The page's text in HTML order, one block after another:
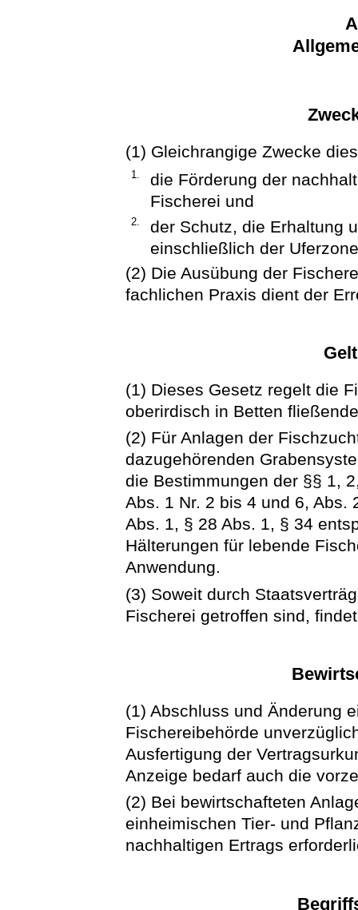
(1) Gleichrangige Zwecke
1.
die Förderung der
Fischerei und
2.
der Schutz, die Erhaltung
einschließlich der
(2) Die Ausübung der
fachlichen Praxis dient der
(1) Dieses Gesetz regelt die
oberirdisch in Betten
(2) Für Anlagen der
dazugehörenden
die Bestimmungen der §§ 1,
Abs. 1 Nr. 2 bis 4 und 6, Abs.
Abs. 1, § 28 Abs. 1, § 34
Hälterungen für lebende
Anwendung.
(3) Soweit durch
Fischerei getroffen sind,
(1) Abschluss und Änderung
Fischereibehörde
Ausfertigung der
Anzeige bedarf auch die
(2) Bei bewirtschafteten
einheimischen Tier- und
nachhaltigen Ertrags